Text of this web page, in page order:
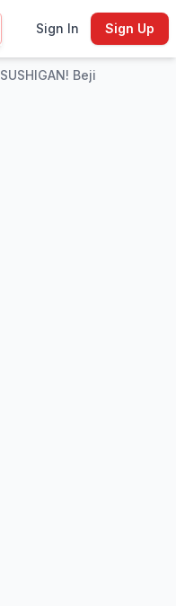
Sign In Sign Up
SUSHIGAN! Beji